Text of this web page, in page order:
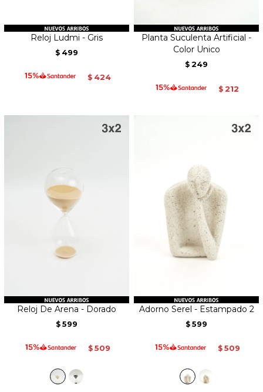
Reloj Ludmi - Gris
$ 499
$ 424
Planta Suculenta Artificial -
Color Unico
$ 249
$ 212
Reloj De Arena - Dorado
$ 599
$ 509
Adorno Serel - Estampado 2
$ 599
$ 509